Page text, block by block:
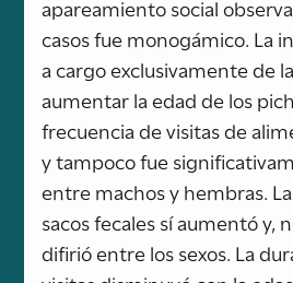
apareamiento social
casos fue monogámico. La
a cargo exclusivamente de
aumentar la edad de los
frecuencia de visitas de
y tampoco fue
entre machos y hembras.
sacos fecales sí aumentó y,
difirió entre los sexos. La